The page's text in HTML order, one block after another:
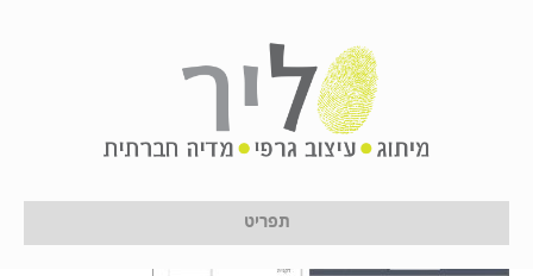
תפריט
01-03-2015-10-52-17
24 בינואר 2017